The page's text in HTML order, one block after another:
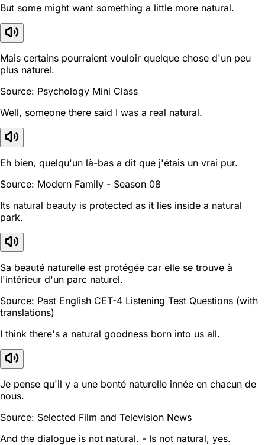
But some might want something a little more natural.
Mais certains pourraient vouloir quelque chose d'un peu
plus naturel.
Source: Psychology Mini Class
Well, someone there said I was a real natural.
Eh bien, quelqu'un là-bas a dit que j'étais un vrai pur.
Source: Modern Family - Season 08
Its natural beauty is protected as it lies inside a natural
park.
Sa beauté naturelle est protégée car elle se trouve à
l'intérieur d'un parc naturel.
Source: Past English CET-4 Listening Test Questions (with
translations)
I think there's a natural goodness born into us all.
Je pense qu'il y a une bonté naturelle innée en chacun de
nous.
Source: Selected Film and Television News
And the dialogue is not natural. - Is not natural, yes.